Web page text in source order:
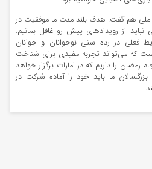
ملی هم گفت: هدف بلند مدت ما موفقیت در
۲۰۳۰ است ولی نباید از رویدادهای پیش رو غافل بمانیم.
فعلی در رده سنی نوجوانان و جوانان
که می‌تواند تجربه مفیدی برای شناخت
رمضان را داریم که در امارات برگزار خواهد
ما باید خود را آماده شرکت در